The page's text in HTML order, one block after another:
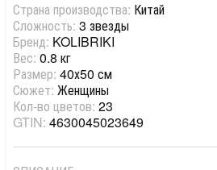
Страна производства: Китай
Сложность: 3 звезды
Бренд: KOLIBRIKI
Вес: 0.8 кг
Размер: 40х50 см
Сюжет: Женщины
Кол-во цветов: 23
GTIN: 4630045023649